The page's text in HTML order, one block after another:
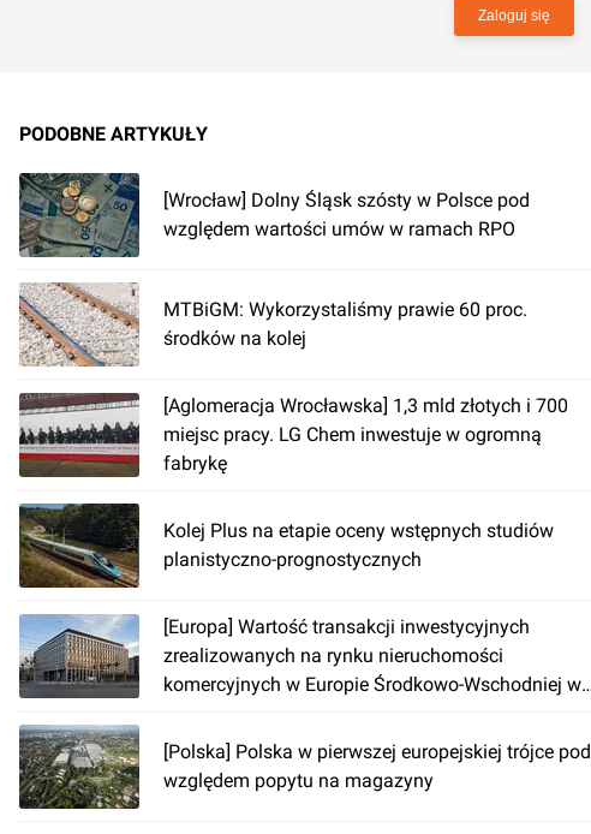
Zaloguj się
PODOBNE ARTYKUŁY
[Wrocław] Dolny Śląsk szósty w Polsce pod
względem wartości umów w ramach RPO
MTBiGM: Wykorzystaliśmy prawie 60 proc.
środków na kolej
[Aglomeracja Wrocławska] 1,3 mld złotych i 700
miejsc pracy. LG Chem inwestuje w ogromną
fabrykę
Kolej Plus na etapie oceny wstępnych studiów
planistyczno-prognostycznych
[Europa] Wartość transakcji inwestycyjnych
zrealizowanych na rynku nieruchomości
komercyjnych w Europie Środkowo-Wschodniej w I
[Polska] Polska w pierwszej europejskiej trójce pod
względem popytu na magazyny